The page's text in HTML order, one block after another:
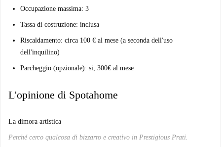
Occupazione massima: 3
Tassa di costruzione: inclusa
Riscaldamento: circa 100 € al mese (a seconda dell'uso
dell'inquilino)
Parcheggio (opzionale): si, 300€ al mese
L'opinione di Spotahome
La dimora artistica
Perché cerco qualcosa di bizzarro e creativo in Prestigious Prati.